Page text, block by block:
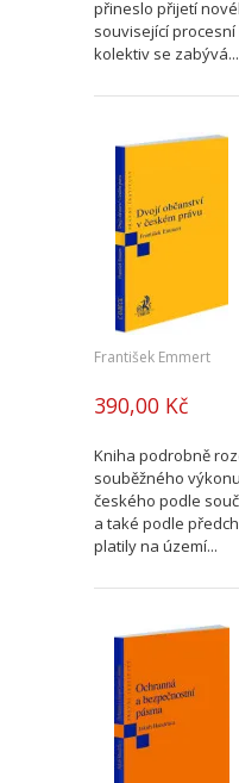
přineslo přijetí
související
kolektiv se zabývá...
František Emmert
390,00 Kč
Kniha podrobně
souběžného
českého podle
a také podle
platily na území...